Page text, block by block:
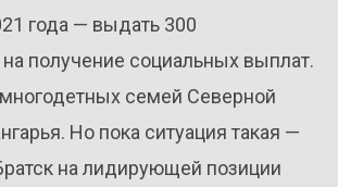
года — выдать 300
получение социальных выплат.
семей Северной
Но пока ситуация такая —
на лидирующей позиции